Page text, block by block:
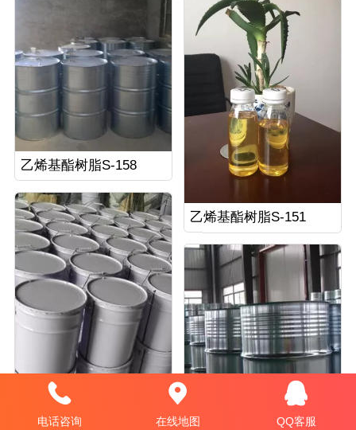
乙烯基酯树脂S-158
乙烯基酯树脂S-151
双酚A型环氧乙烯基酯树脂S-901
电话咨询 在线地图 QQ客服